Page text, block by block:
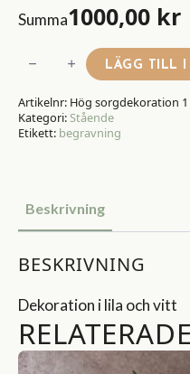
Summa1000,00 kr
sorgdekoration
1
mängd
LÄGG TILL I
Artikelnr: Hög sorgdekoration 1
Kategori:Stående
Etikett: begravning
Beskrivning
BESKRIVNING
Dekoration i lila och vitt